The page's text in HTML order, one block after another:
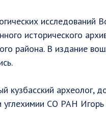
исследований
исторического
района. В издание
археолог,
СО РАН Игорь